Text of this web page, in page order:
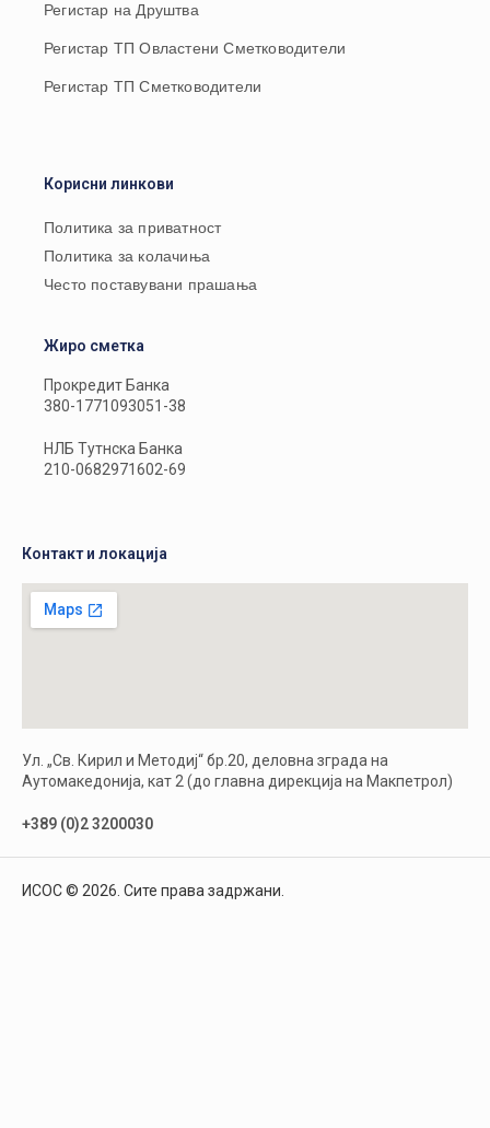
Регистар на Друштва
Регистар ТП Овластени Сметководители
Регистар ТП Сметководители
Корисни линкови
Политика за приватност
Политика за колачиња
Често поставувани прашања
Жиро сметка
Прокредит Банка
380-1771093051-38
НЛБ Тутнска Банка
210-0682971602-69
Контакт и локација
Ул. „Св. Кирил и Методиј“ бр.20, деловна зграда на
Аутомакедонија, кат 2 (до главна дирекција на Макпетрол)
+389 (0)2 3200030
ИСОС © 2026. Сите права задржани.